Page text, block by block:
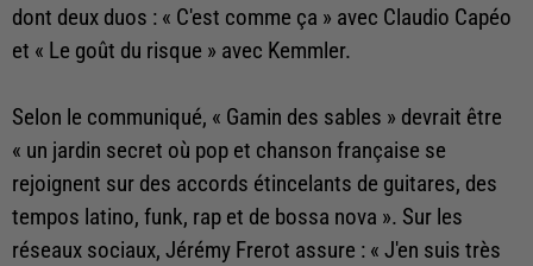
dont deux duos : « C'est comme ça » avec Claudio Capéo
et « Le goût du risque » avec Kemmler.
Selon le communiqué, « Gamin des sables » devrait être
« un jardin secret où pop et chanson française se
rejoignent sur des accords étincelants de guitares, des
tempos latino, funk, rap et de bossa nova ». Sur les
réseaux sociaux, Jérémy Frerot assure : « J'en suis très